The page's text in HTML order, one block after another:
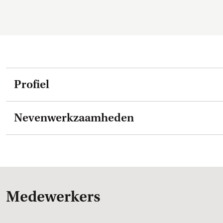
Profiel
Nevenwerkzaamheden
Medewerkers